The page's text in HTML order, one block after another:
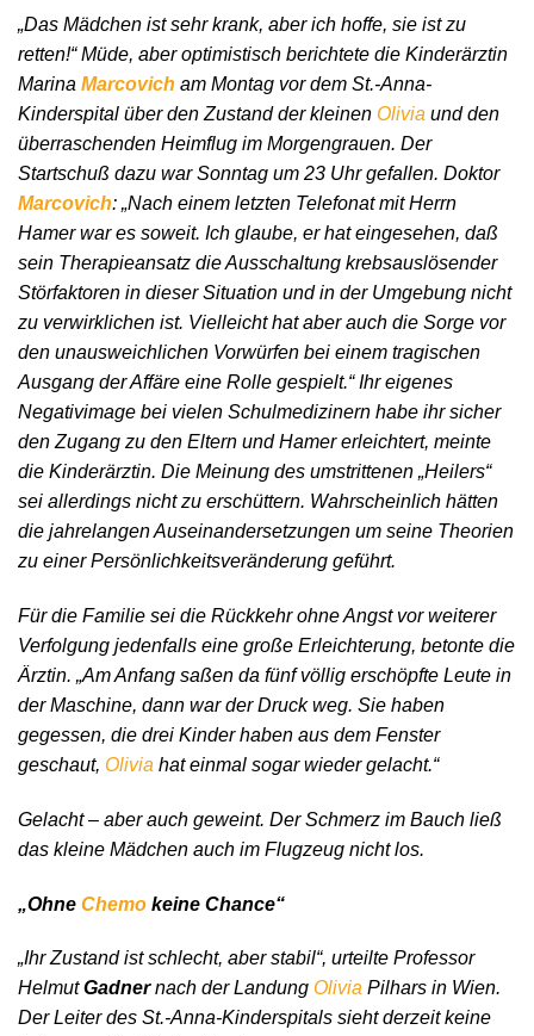
„Das Mädchen ist sehr krank, aber ich hoffe, sie ist zu
retten!“ Müde, aber optimistisch berichtete die Kinderärztin
Marina Marcovich am Montag vor dem St.-Anna-
Kinderspital über den Zustand der kleinen Olivia und den
überraschenden Heimflug im Morgengrauen. Der
Startschuß dazu war Sonntag um 23 Uhr gefallen. Doktor
Marcovich: „Nach einem letzten Telefonat mit Herrn
Hamer war es soweit. Ich glaube, er hat eingesehen, daß
sein Therapieansatz die Ausschaltung krebsauslösender
Störfaktoren in dieser Situation und in der Umgebung nicht
zu verwirklichen ist. Vielleicht hat aber auch die Sorge vor
den unausweichlichen Vorwürfen bei einem tragischen
Ausgang der Affäre eine Rolle gespielt.“ Ihr eigenes
Negativimage bei vielen Schulmedizinern habe ihr sicher
den Zugang zu den Eltern und Hamer erleichtert, meinte
die Kinderärztin. Die Meinung des umstrittenen „Heilers“
sei allerdings nicht zu erschüttern. Wahrscheinlich hätten
die jahrelangen Auseinandersetzungen um seine Theorien
zu einer Persönlichkeitsveränderung geführt.
Für die Familie sei die Rückkehr ohne Angst vor weiterer
Verfolgung jedenfalls eine große Erleichterung, betonte die
Ärztin. „Am Anfang saßen da fünf völlig erschöpfte Leute in
der Maschine, dann war der Druck weg. Sie haben
gegessen, die drei Kinder haben aus dem Fenster
geschaut, Olivia hat einmal sogar wieder gelacht.“
Gelacht – aber auch geweint. Der Schmerz im Bauch ließ
das kleine Mädchen auch im Flugzeug nicht los.
„Ohne Chemo keine Chance“
„Ihr Zustand ist schlecht, aber stabil“, urteilte Professor
HelmutGadnernach der Landung Olivia Pilhars in Wien.
Der Leiter des St.-Anna-Kinderspitals sieht derzeit keine